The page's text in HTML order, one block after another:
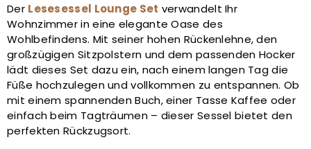
Der Lesesessel Lounge Set verwandelt Ihr
Wohnzimmer in eine elegante Oase des
Wohlbefindens. Mit seiner hohen Rückenlehne, den
großzügigen Sitzpolstern und dem passenden Hocker
lädt dieses Set dazu ein, nach einem langen Tag die
Füße hochzulegen und vollkommen zu entspannen. Ob
mit einem spannenden Buch, einer Tasse Kaffee oder
einfach beim Tagträumen – dieser Sessel bietet den
perfekten Rückzugsort.